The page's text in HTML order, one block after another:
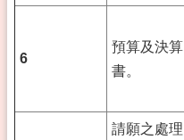
6
預算及決算
書。
請願之處理